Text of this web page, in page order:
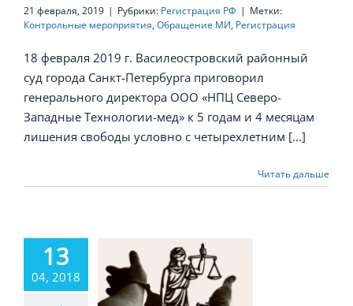
21 февраля, 2019 | Рубрики: Регистрация РФ | Метки:
Контрольные мероприятия,Обращение МИ, Регистрация
18 февраля 2019 г. Василеостровский районный
суд города Санкт-Петербурга приговорил
генерального директора ООО «НПЦ Северо-
Западные Технологии-мед» к 5 годам и 4 месяцам
лишения свободы условно с четырехлетним [...]
Читать дальше
13
04, 2018
за
в сфере